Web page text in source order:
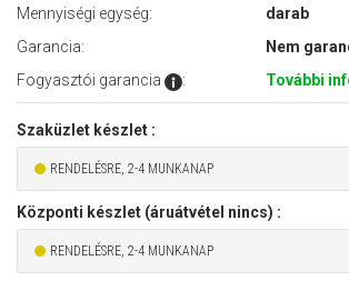
Mennyiségi egység:
darab
Garancia:
Nem
Fogyasztói garancia
: További
Szaküzlet készlet :
RENDELÉSRE, 2-4 MUNKANAP
Központi készlet (áruátvétel nincs) :
RENDELÉSRE, 2-4 MUNKANAP